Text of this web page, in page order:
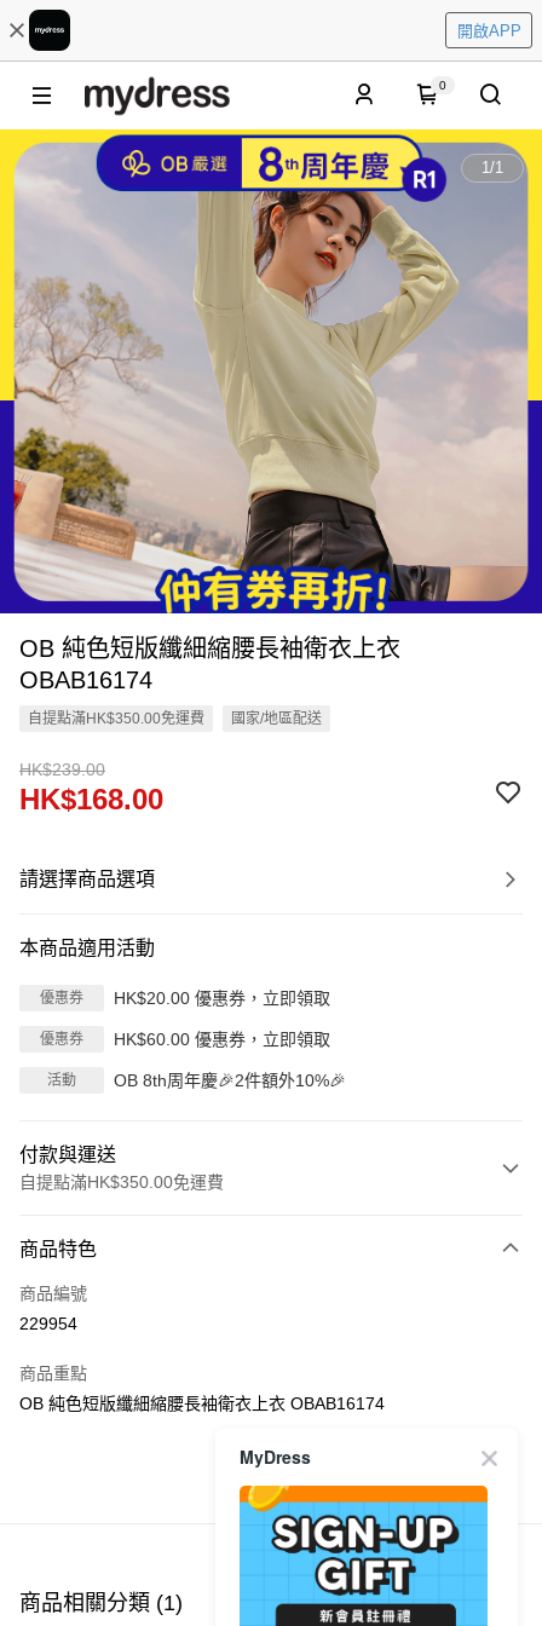
開啟APP
0
1/1
OB 純色短版纖細縮腰長袖衛衣上衣
OBAB16174
自提點滿HK$350.00免運費 國家/地區配送
HK$239.00
HK$168.00
請選擇商品選項
本商品適用活動
優惠券 HK$20.00 優惠券，立即領取
優惠券 HK$60.00 優惠券，立即領取
活動 OB 8th周年慶🎉2件額外10%🎉
付款與運送
自提點滿HK$350.00免運費
信用卡
Apple Pay
PayMe
每筆HK$40.00，滿HK$350.00或以上免運費
付款後順豐站及營業點
商品特色
商品編號
229954
商品重點
OB 純色短版纖細縮腰長袖衛衣上衣 OBAB16174
商品推薦
商品相關分類 (1)
MyDress